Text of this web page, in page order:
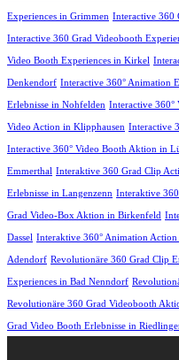
Experiences in Grimmen Interactive 360
Interactive 360 Grad Videobooth
Video Booth Experiences in Kirkel
Denkendorf Interactive 360° Animation
Erlebnisse in Nohfelden Interactive 360°
Video Action in Klipphausen Interactive
Interactive 360° Video Booth Aktion in
Emmerthal Interaktive 360 Grad Clip
Erlebnisse in Langenzenn Interaktive
Grad Video-Box Aktion in Birkenfeld
Dassel Interaktive 360° Animation Action
Adendorf Revolutionäre 360 Grad Clip
Experiences in Bad Nenndorf
Revolutionäre 360 Grad Videobooth
Grad Video Booth Erlebnisse in